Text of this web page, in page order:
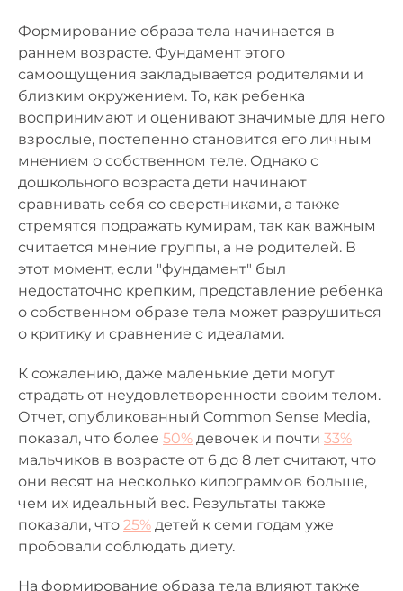
Формирование образа тела начинается в
раннем возрасте. Фундамент этого
самоощущения закладывается родителями и
близким окружением. То, как ребенка
воспринимают и оценивают значимые для него
взрослые, постепенно становится его личным
мнением о собственном теле. Однако с
дошкольного возраста дети начинают
сравнивать себя со сверстниками, а также
стремятся подражать кумирам, так как важным
считается мнение группы, а не родителей. В
этот момент, если "фундамент" был
недостаточно крепким, представление ребенка
о собственном образе тела может разрушиться
о критику и сравнение с идеалами.
К сожалению, даже маленькие дети могут
страдать от неудовлетворенности своим телом.
Отчет, опубликованный Common Sense Media,
показал, что более 50% девочек и почти 33%
мальчиков в возрасте от 6 до 8 лет считают, что
они весят на несколько килограммов больше,
чем их идеальный вес. Результаты также
показали, что 25% детей к семи годам уже
пробовали соблюдать диету.
На формирование образа тела влияют также